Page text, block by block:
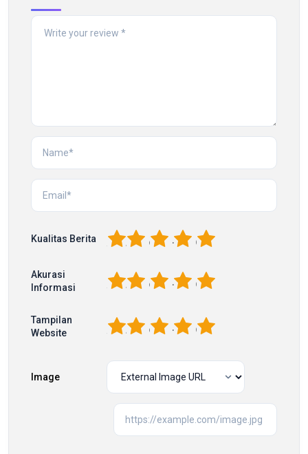
Kualitas Berita 5
4
3
2
Akurasi
Informasi
5
4
3
2
Tampilan
Website
5
4
3
2
Image